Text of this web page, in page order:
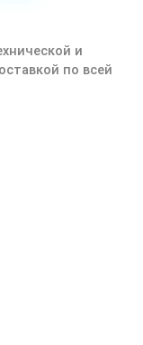
и
по всей